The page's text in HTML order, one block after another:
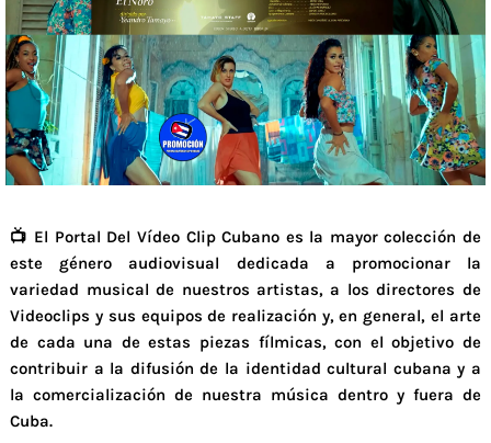
📺 El Portal Del Vídeo Clip Cubano es la mayor colección de
este género audiovisual dedicada a promocionar la
variedad musical de nuestros artistas, a los directores de
Videoclips y sus equipos de realización y, en general, el arte
de cada una de estas piezas fílmicas, con el objetivo de
contribuir a la difusión de la identidad cultural cubana y a
la comercialización de nuestra música dentro y fuera de
Cuba.